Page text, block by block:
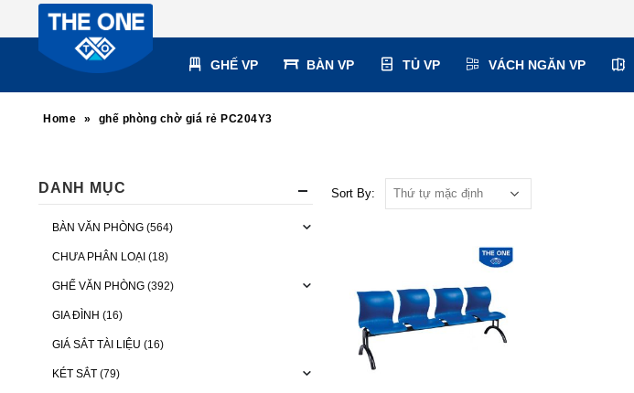
GHẾ VP BÀN VP TỦ VP VÁCH NGĂN VP
Home » ghế phòng chờ giá rẻ PC204Y3
Sort By:
DANH MỤC
BÀN VĂN PHÒNG (564)
CHƯA PHÂN LOẠI (18)
GHẾ VĂN PHÒNG (392)
GIA ĐÌNH (16)
GIÁ SẮT TÀI LIỆU (16)
KÉT SẮT (79)